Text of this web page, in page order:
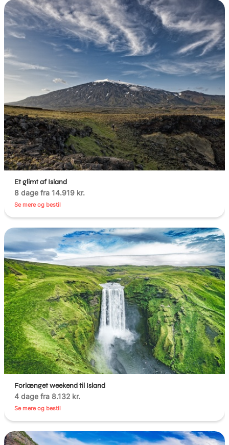
Et glimt af Island
8 dage fra 14.919 kr.
Se mere og bestil
Forlænget weekend til Island
4 dage fra 8.132 kr.
Se mere og bestil